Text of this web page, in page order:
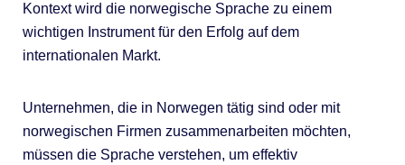
Kontext wird die norwegische Sprache zu einem
wichtigen Instrument für den Erfolg auf dem
internationalen Markt.
Unternehmen, die in Norwegen tätig sind oder mit
norwegischen Firmen zusammenarbeiten möchten,
müssen die Sprache verstehen, um effektiv